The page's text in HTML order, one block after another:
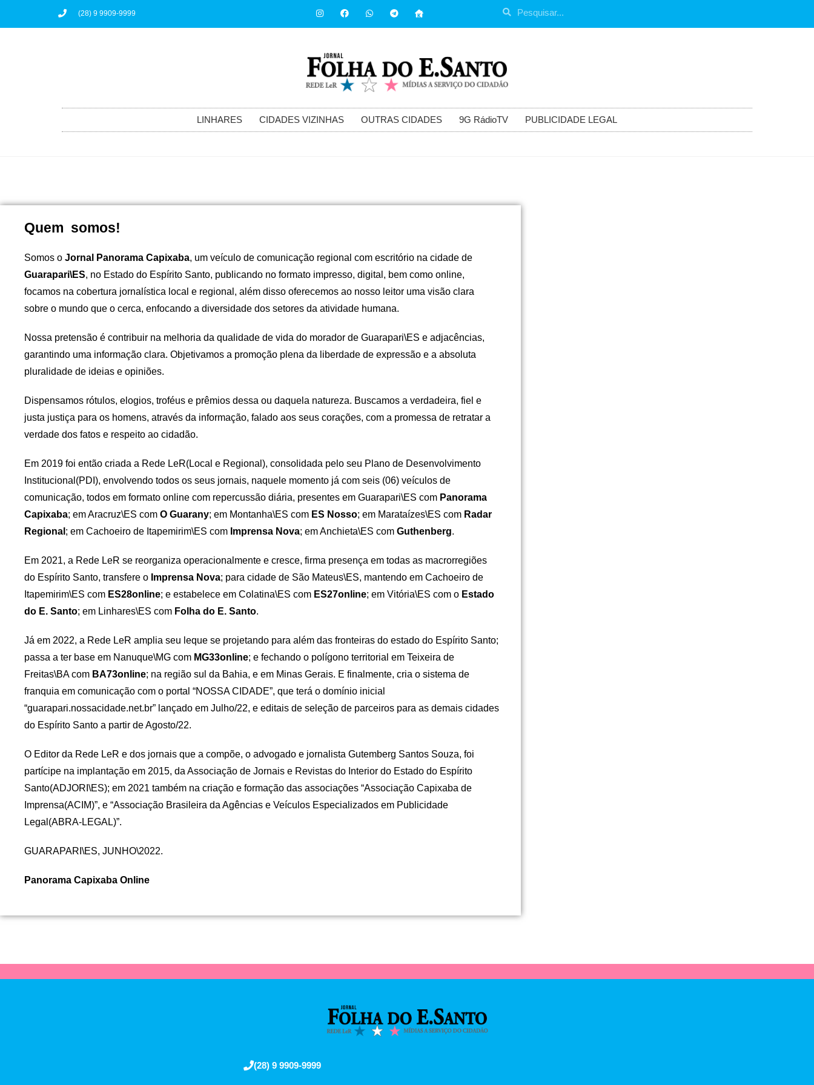
(28) 9 9909-9999
LINHARES CIDADES VIZINHAS OUTRAS CIDADES 9G RádioTV PUBLICIDADE LEGAL
Quem somos!
Somos o Jornal Panorama Capixaba, um veículo de comunicação regional com escritório na cidade de
Guarapari\ES, no Estado do Espírito Santo, publicando no formato impresso, digital, bem como online,
focamos na cobertura jornalística local e regional, além disso oferecemos ao nosso leitor uma visão clara
sobre o mundo que o cerca, enfocando a diversidade dos setores da atividade humana.
Nossa pretensão é contribuir na melhoria da qualidade de vida do morador de Guarapari\ES e adjacências,
garantindo uma informação clara. Objetivamos a promoção plena da liberdade de expressão e a absoluta
pluralidade de ideias e opiniões.
Dispensamos rótulos, elogios, troféus e prêmios dessa ou daquela natureza. Buscamos a verdadeira, fiel e
justa justiça para os homens, através da informação, falado aos seus corações, com a promessa de retratar a
verdade dos fatos e respeito ao cidadão.
Em 2019 foi então criada a Rede LeR(Local e Regional), consolidada pelo seu Plano de Desenvolvimento
Institucional(PDI), envolvendo todos os seus jornais, naquele momento já com seis (06) veículos de
comunicação, todos em formato online com repercussão diária, presentes em Guarapari\ES com Panorama
Capixaba; em Aracruz\ES com O Guarany; em Montanha\ES com ES Nosso; em Marataízes\ES com Radar
Regional ; em Cachoeiro de Itapemirim\ES com Imprensa Nova; em Anchieta\ES com Guthenberg.
Em 2021, a Rede LeR se reorganiza operacionalmente e cresce, firma presença em todas as macrorregiões
do Espírito Santo, transfere o Imprensa Nova; para cidade de São Mateus\ES, mantendo em Cachoeiro de
Itapemirim\ES com ES28online; e estabelece em Colatina\ES com ES27online; em Vitória\ES com o Estado
do E. Santo; em Linhares\ES com Folha do E. Santo.
Já em 2022, a Rede LeR amplia seu leque se projetando para além das fronteiras do estado do Espírito Santo;
passa a ter base em Nanuque\MG com MG33online; e fechando o polígono territorial em Teixeira de
Freitas\BA com BA73online; na região sul da Bahia, e em Minas Gerais. E finalmente, cria o sistema de
franquia em comunicação com o portal “NOSSA CIDADE”, que terá o domínio inicial
“guarapari.nossacidade.net.br” lançado em Julho/22, e editais de seleção de parceiros para as demais cidades
do Espírito Santo a partir de Agosto/22.
O Editor da Rede LeR e dos jornais que a compõe, o advogado e jornalista Gutemberg Santos Souza, foi
partícipe na implantação em 2015, da Associação de Jornais e Revistas do Interior do Estado do Espírito
Santo(ADJORI\ES); em 2021 também na criação e formação das associações “Associação Capixaba de
Imprensa(ACIM)”, e “Associação Brasileira da Agências e Veículos Especializados em Publicidade
Legal(ABRA-LEGAL)”.
GUARAPARI\ES, JUNHO\2022.
Panorama Capixaba Online
(28) 9 9909-9999